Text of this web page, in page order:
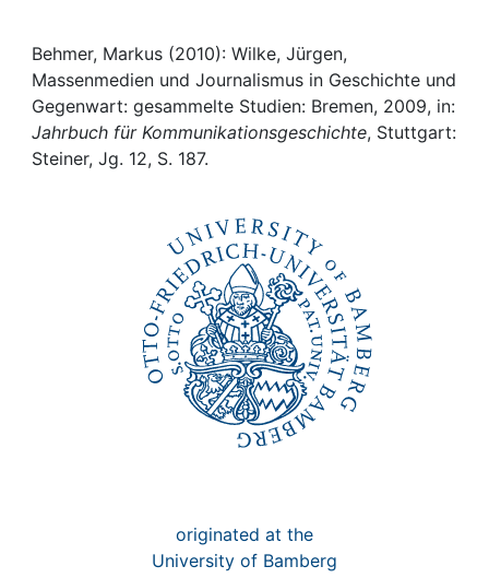
My FIS
Help
Behmer, Markus (2010): Wilke, Jürgen,
Massenmedien und Journalismus in Geschichte und
Gegenwart: gesammelte Studien: Bremen, 2009, in:
Jahrbuch für Kommunikationsgeschichte, Stuttgart:
Steiner, Jg. 12, S. 187.
originated at the
University of Bamberg